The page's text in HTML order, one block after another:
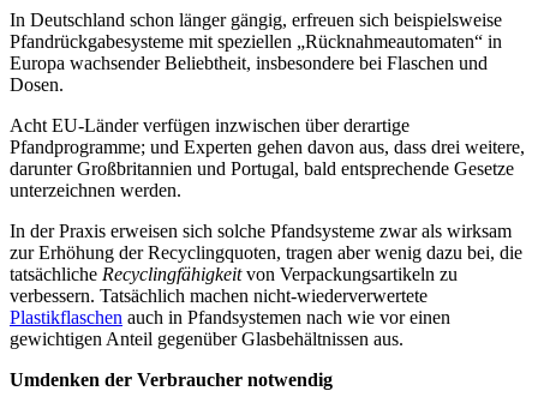
In Deutschland schon länger gängig, erfreuen sich beispielsweise
Pfandrückgabesysteme mit speziellen „Rücknahmeautomaten“ in
Europa wachsender Beliebtheit, insbesondere bei Flaschen und
Dosen.
Acht EU-Länder verfügen inzwischen über derartige
Pfandprogramme; und Experten gehen davon aus, dass drei weitere,
darunter Großbritannien und Portugal, bald entsprechende Gesetze
unterzeichnen werden.
In der Praxis erweisen sich solche Pfandsysteme zwar als wirksam
zur Erhöhung der Recyclingquoten, tragen aber wenig dazu bei, die
tatsächliche Recyclingfähigkeitvon Verpackungsartikeln zu
verbessern. Tatsächlich machen nicht-wiederverwertete
Plastikflaschen auch in Pfandsystemen nach wie vor einen
gewichtigen Anteil gegenüber Glasbehältnissen aus.
Umdenken der Verbraucher notwendig